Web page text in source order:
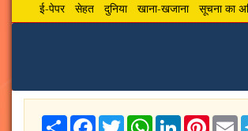
ई-पेपर सेहत दुनिया खाना-खजाना सूचना का
ShareFacebook
TwitterWhatsApp
LinkedIn